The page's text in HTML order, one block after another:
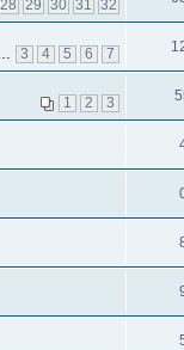
28 29 30 31 32
3 4 5 6 7
1 2 3